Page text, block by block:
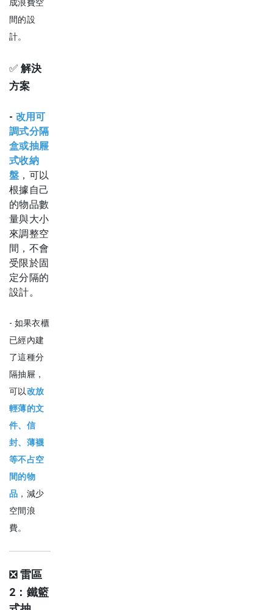
成浪費空
間的設
計。
✅ 解決
方案
- 改用可
調式分隔
盒或抽屜
式收納
盤 ，可以
根據自己
的物品數
量與大小
來調整空
間，不會
受限於固
定分隔的
設計。
- 如果衣櫃
已經內建
了這種分
隔抽屜，
可以改放
輕薄的文
件、信
封、薄襪
等不占空
間的物
品 ，減少
空間浪
費。
❎ 雷區
2：鐵籃